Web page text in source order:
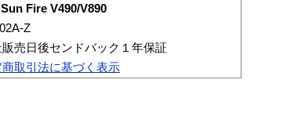
Fire V490/V890
Z
販売日後センドバック１年保証
商取引法に基づく表示